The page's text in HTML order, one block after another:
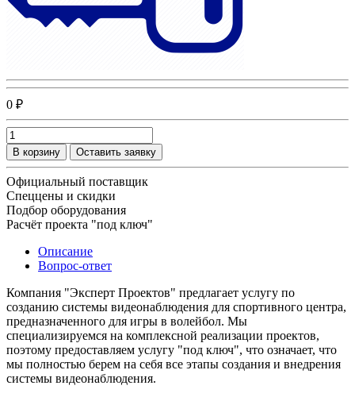
0 ₽
В корзину Оставить заявку
Официальный поставщик
Спеццены и скидки
Подбор оборудования
Расчёт проекта "под ключ"
Описание
Вопрос-ответ
Компания "Эксперт Проектов" предлагает услугу по
созданию системы видеонаблюдения для спортивного центра,
предназначенного для игры в волейбол. Мы
специализируемся на комплексной реализации проектов,
поэтому предоставляем услугу "под ключ", что означает, что
мы полностью берем на себя все этапы создания и внедрения
системы видеонаблюдения.